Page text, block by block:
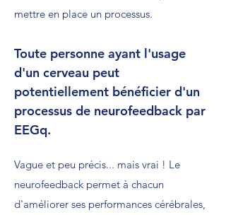
mettre en place un processus.
Toute personne ayant l'usage
d'un cerveau peut
potentiellement bénéficier d'un
processus de neurofeedback par
EEGq.
Vague et peu précis... mais vrai ! Le
neurofeedback permet à chacun
d'améliorer ses performances cérébrales,